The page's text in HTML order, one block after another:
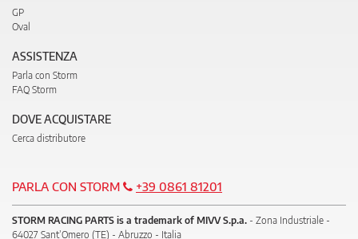
GP
Oval
ASSISTENZA
Parla con Storm
FAQ Storm
DOVE ACQUISTARE
Cerca distributore
PARLA CON STORM +39 0861 81201
STORM RACING PARTS is a trademark of MIVV S.p.a. - Zona Industriale -
64027 Sant’Omero (TE) - Abruzzo - Italia